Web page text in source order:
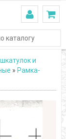
и
» Рамка-